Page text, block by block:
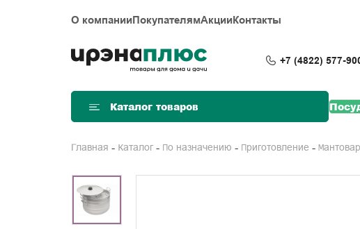
О компанииПокупателямАкцииКонтакты
+7 (4822) 577-
Каталог товаров
Главная Каталог По назначению Приготовление